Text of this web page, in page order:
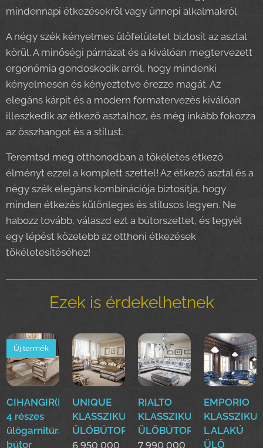
mindennapi étkezésekről vagy ünnepi alkalmakról.
A négy szék kényelmes ülőfelületet biztosít az asztal
körül. A minőségi párnázat és a kiválóan megtervezett
ergonómia gondoskodik arról, hogy mindenki
kényelmesen és kényeztetve érezze magát. Az
elegáns kárpit és a modern formatervezés kiválóan
illeszkedik az étkező asztalhoz, és még inkább fokozza
az összhangot és a stílust.
Teremtsd meg otthonodban a tökéletes étkező
élményt ezzel a komplett szettel! Az étkező asztal és a
négy szék elegáns kombinációja biztosítja, hogy
minden étkezés különleges és stílusos legyen. Ne
habozz tovább, válaszd ezt a bútorszettet, és tegyél
egy lépést közelebb az otthoni étkezések
tökéletesítéséhez!
Ezek is érdekelhetnek
CIHANGIR(DASE)Klasszikus
4 részes
ülőgarnitúra
bútor
Új termék
UNIQUE
KLASSZIKUS
ÜLŐBÚTOR
6 950 000
RIALTO
KLASSZIKUS
ÜLŐBÚTOR
7 990 000
EMPORIO
KLASSZIKUS
L ALAKÚ
ÜLŐ